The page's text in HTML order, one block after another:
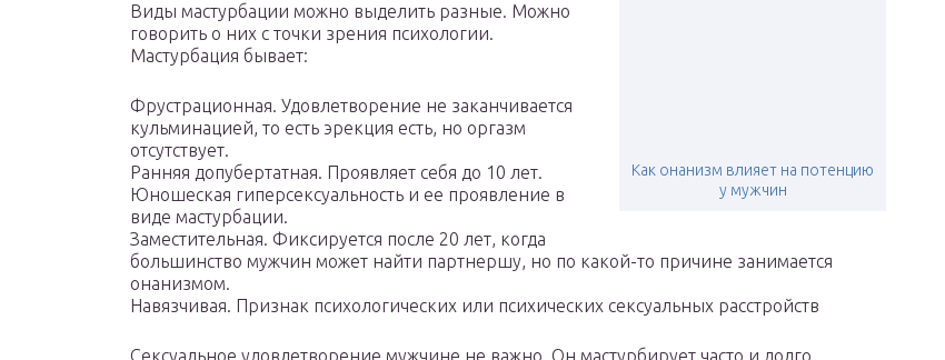
Как онанизм влияет на потенцию
у мужчин
Виды мастурбации можно выделить разные. Можно
говорить о них с точки зрения психологии.
Мастурбация бывает:
Фрустрационная. Удовлетворение не заканчивается
кульминацией, то есть эрекция есть, но оргазм
отсутствует.
Ранняя допубертатная. Проявляет себя до 10 лет.
Юношеская гиперсексуальность и ее проявление в
виде мастурбации.
Заместительная. Фиксируется после 20 лет, когда
большинство мужчин может найти партнершу, но по какой-то причине занимается
онанизмом.
Навязчивая. Признак психологических или психических сексуальных расстройств
Сексуальное удовлетворение мужчине не важно. Он мастурбирует часто и долго